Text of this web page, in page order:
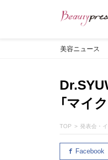
美容ニュース
「マイ
TOP 発表会・
Facebook